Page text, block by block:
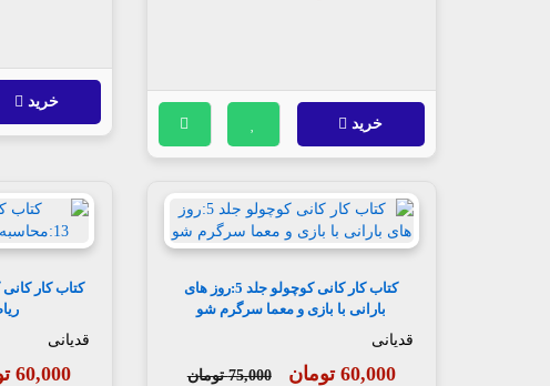
خرید
خرید
کتاب کار کانی کوچولو جلد 5:روز های
بارانی با بازی و معما سرگرم شو
قدیانی
60,000 تومان 75,000 تومان
قدیانی
60,000 تومان